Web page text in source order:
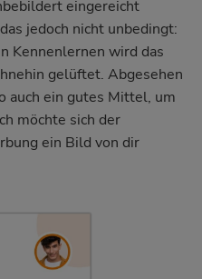
eingereicht
jedoch nicht unbedingt:
Kennenlernen wird das
gelüftet. Abgesehen
auch ein gutes Mittel, um
möchte sich der
ein Bild von dir